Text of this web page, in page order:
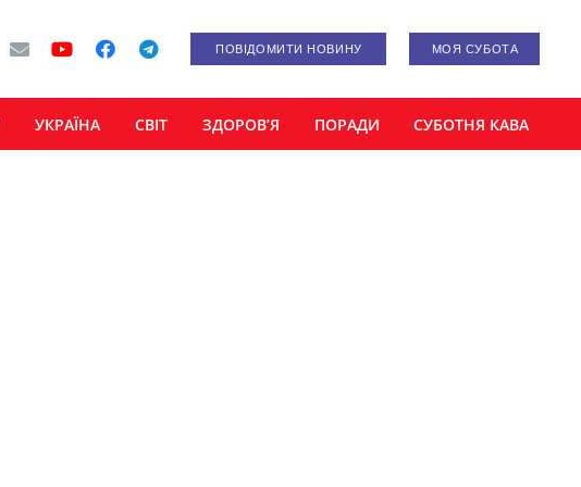
ПОВІДОМИТИ НОВИНУ МОЯ СУБОТА
УКРАЇНА СВІТ ЗДОРОВ’Я ПОРАДИ СУБОТНЯ КАВА